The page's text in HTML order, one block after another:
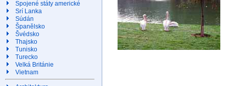
Spojené státy americké
Srí Lanka
Súdán
Španělsko
Švédsko
Thajsko
Tunisko
Turecko
Velká Británie
Vietnam